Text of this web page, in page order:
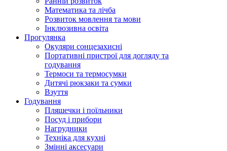
Математика та лічба
Розвиток мовлення та мови
Інклюзивна освіта
Прогулянка
Окуляри сонцезахисні
Портативні пристрої для догляду та
годування
Термоси та термосумки
Дитячі рюкзаки та сумки
Взуття
Годування
Пляшечки і поїльники
Посуд і прибори
Нагрудники
Техніка для кухні
Змінні аксесуари